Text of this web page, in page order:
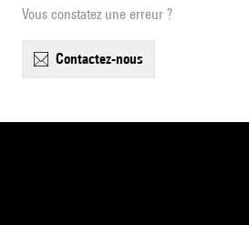
Vous constatez une erreur ?
contactez-nous